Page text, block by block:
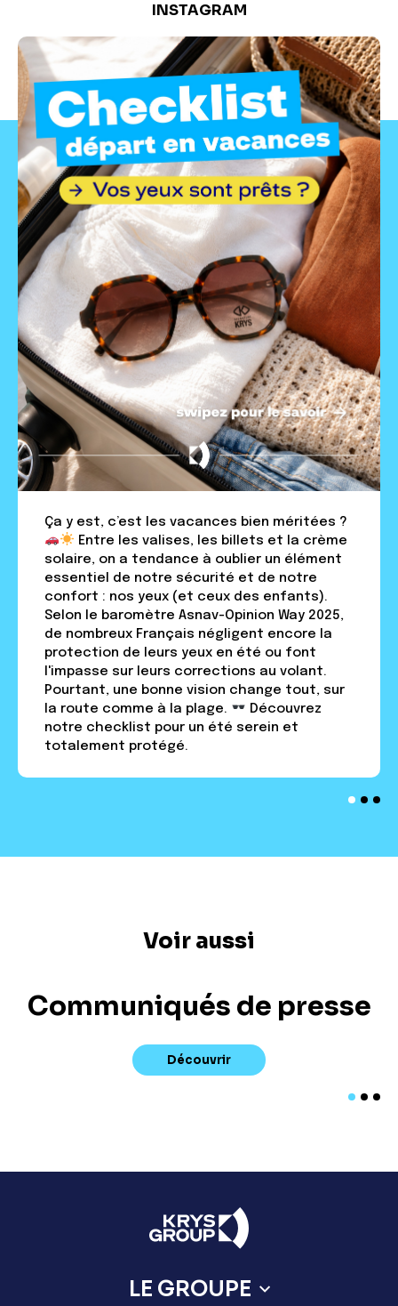
INSTAGRAM
Ça y est, c’est les vacances bien méritées ?
Entre les valises, les billets et la crème
solaire, on a tendance à oublier un élément
essentiel de notre sécurité et de notre
confort : nos yeux (et ceux des enfants).
Selon le baromètre Asnav-Opinion Way 2025,
de nombreux Français négligent encore la
protection de leurs yeux en été ou font
l'impasse sur leurs corrections au volant.
Pourtant, une bonne vision change tout, sur
la route comme à la plage.
Découvrez
notre checklist pour un été serein et
totalement protégé.
Voir aussi
Communiqués de presse
Découvrir
LE GROUPE